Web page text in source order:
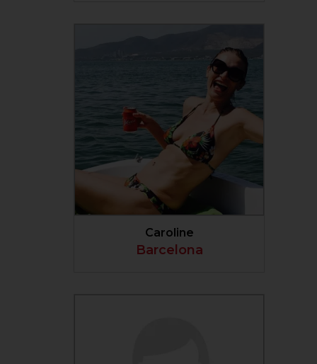
VER PERFIL
Caroline
Barcelona